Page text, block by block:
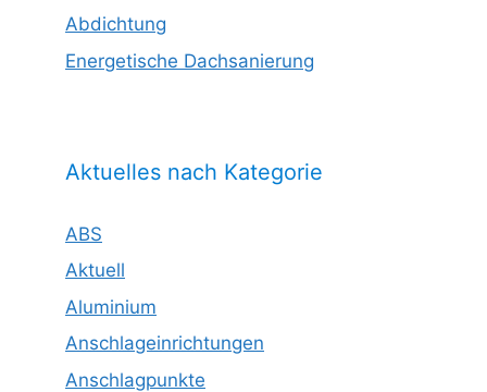
Abdichtung
Energetische Dachsanierung
Aktuelles nach Kategorie
ABS
Aktuell
Aluminium
Anschlageinrichtungen
Anschlagpunkte